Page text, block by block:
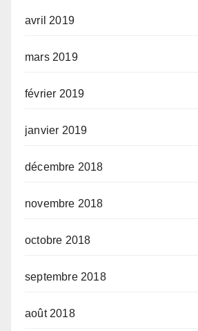
avril 2019
mars 2019
février 2019
janvier 2019
décembre 2018
novembre 2018
octobre 2018
septembre 2018
août 2018